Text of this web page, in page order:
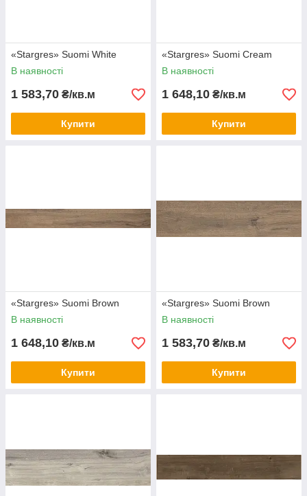
«Stargres» Suomi White
В наявності
1 583,70 ₴/кв.м
Купити
«Stargres» Suomi Cream
В наявності
1 648,10 ₴/кв.м
Купити
«Stargres» Suomi Brown
В наявності
1 648,10 ₴/кв.м
Купити
«Stargres» Suomi Brown
В наявності
1 583,70 ₴/кв.м
Купити